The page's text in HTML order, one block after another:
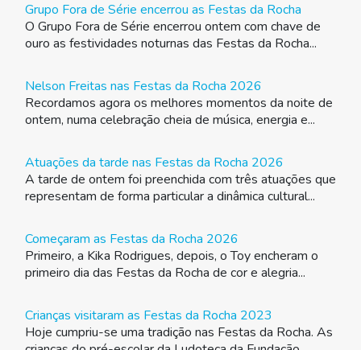
Grupo Fora de Série encerrou as Festas da Rocha
O Grupo Fora de Série encerrou ontem com chave de
ouro as festividades noturnas das Festas da Rocha...
Nelson Freitas nas Festas da Rocha 2026
Recordamos agora os melhores momentos da noite de
ontem, numa celebração cheia de música, energia e...
Atuações da tarde nas Festas da Rocha 2026
A tarde de ontem foi preenchida com três atuações que
representam de forma particular a dinâmica cultural...
Começaram as Festas da Rocha 2026
Primeiro, a Kika Rodrigues, depois, o Toy encheram o
primeiro dia das Festas da Rocha de cor e alegria...
Crianças visitaram as Festas da Rocha 2023
Hoje cumpriu-se uma tradição nas Festas da Rocha. As